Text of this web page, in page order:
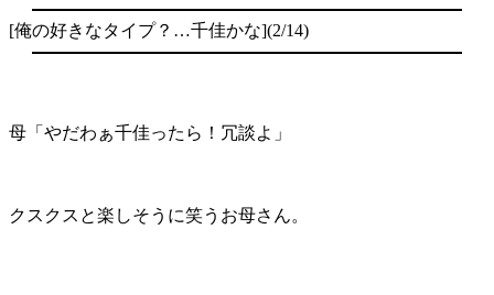
[俺の好きなタイプ？…千佳かな](2/14)
母「やだわぁ千佳ったら！冗談よ」
クスクスと楽しそうに笑うお母さん。